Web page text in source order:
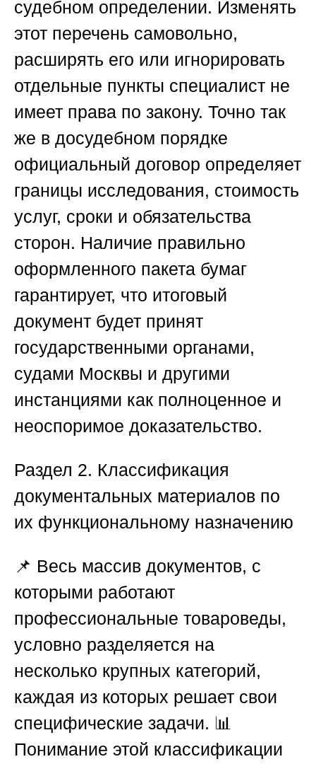
судебном определении. Изменять
этот перечень самовольно,
расширять его или игнорировать
отдельные пункты специалист не
имеет права по закону. Точно так
же в досудебном порядке
официальный договор определяет
границы исследования, стоимость
услуг, сроки и обязательства
сторон. Наличие правильно
оформленного пакета бумаг
гарантирует, что итоговый
документ будет принят
государственными органами,
судами Москвы и другими
инстанциями как полноценное и
неоспоримое доказательство.
Раздел 2. Классификация
документальных материалов по
их функциональному назначению
📌 Весь массив документов, с
которыми работают
профессиональные товароведы,
условно разделяется на
несколько крупных категорий,
каждая из которых решает свои
специфические задачи. 📊
Понимание этой классификации